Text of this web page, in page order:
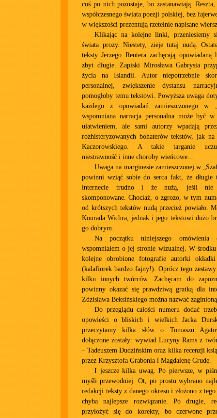
coś po nich pozostaje, bo zastanawiają.
współczesnego świata poezji polskiej, bez
w większości prezentują rzetelnie napisane
Klikając na kolejne linki, przeniesiemy
świata prozy. Niestety, zieje tutaj nudą.
teksty Jerzego Reutera zachęcają opowiadaną
zbyt długie. Zapiski Mirosława Gabrysia
życia na Islandii. Autor niepotrzebnie
personalnej, zwiększenie dystansu
pomogłoby temu tekstowi. Powyższa uwaga
każdego z opowiadań zamieszczonego w
wspomniana narracja personalna może być
ułatwieniem, ale sami autorzy wpadają
rozhisteryzowanych bohaterów tekstów, jak
Kaczorowskiego. A takie targanie
niestrawność i inne choroby wieńcowe…
Uwaga na marginesie zamieszczonej w
powinni wziąć sobie do serca fakt, że długie
internecie trudno i że nużą, jeśli nie
skomponowane. Chociaż, o zgrozo, w tym
od krótszych tekstów nudą przecież powiało.
Konrada Wichra, jednak i jego tekstowi dużo
go dobrym.
Na początku niniejszego omówienia
wspomniałem o jej stronie wizualnej. W
kolejne obrobione fotografie autorki
(kalafiorek bardzo fajny!). Oprócz tego
kilku innych twórców. Zachęcam do
powinny okazać się prawdziwą gratką dla
Zdzisława Beksińskiego można nazwać
Do przeglądu całości numeru dodać
opowieści o bliskich i wielkich Jacka
przeczytamy kilka słów o Tomaszu
dołączone zostały: wywiad Lucyny Rams z
– Tadeuszem Dudzińskim oraz kilka recenzji
przez Krzysztofa Grabonia i Magdalenę Grudę.
I jeszcze kilka uwag. Po pierwsze, w
myśli przewodniej. Ot, po prostu wybrano
redakcji teksty z danego okresu i złożono z
chyba najlepsze rozwiązanie. Po drugie,
przyłożyć się do korekty, bo czerwone